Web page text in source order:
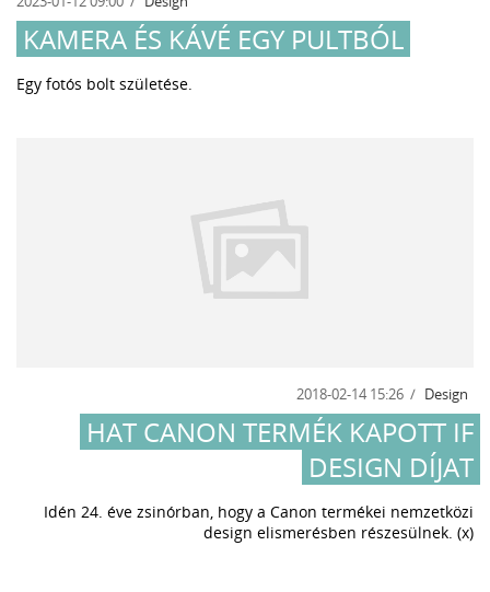
KAMERA ÉS KÁVÉ EGY PULTBÓL
Egy fotós bolt születése.
2018-02-14 15:26 Design
HAT CANON TERMÉK KAPOTT IF
DESIGN DÍJAT
Idén 24. éve zsinórban, hogy a Canon termékei nemzetközi
design elismerésben részesülnek. (x)